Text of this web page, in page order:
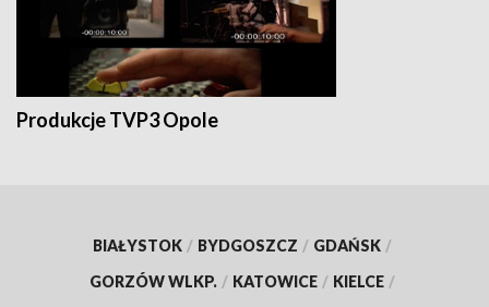
Produkcje TVP3 Opole
BIAŁYSTOK / BYDGOSZCZ / GDAŃSK /
GORZÓW WLKP. / KATOWICE / KIELCE /